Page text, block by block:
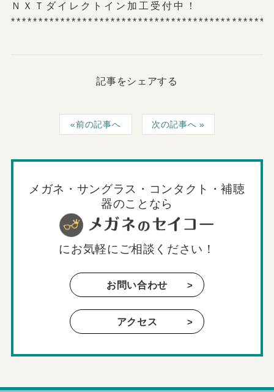
ＮＸＴダイレクトイン加工受付中！
記事をシェアする
前の記事へ 次の記事へ
メガネ・サングラス・コンタクト・補聴
器のことなら
にお気軽にご相談ください！
お問い合わせ
アクセス